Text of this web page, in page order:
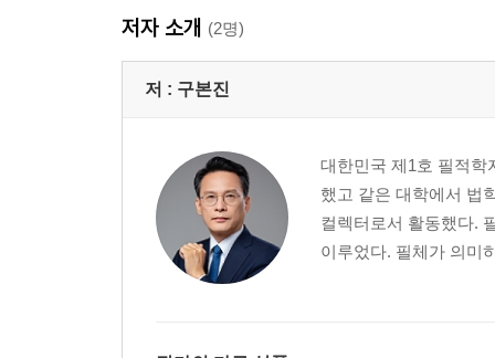
저자 소개 (2명)
저 : 구본진
대한민국 제1호 필적학
했고 같은 대학에서 법
컬렉터로서 활동했다.
이루었다. 필체가 의미